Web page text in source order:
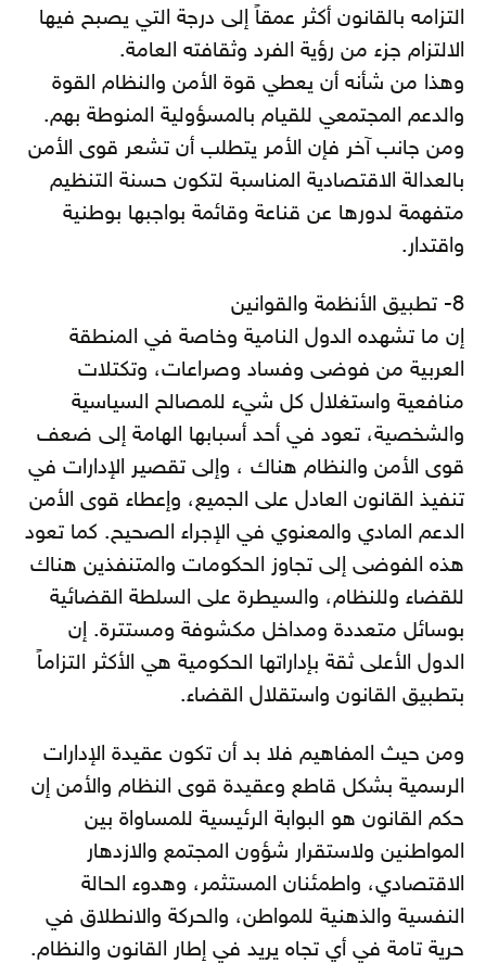
التزامه بالقانون أكثر عمقاً إلى درجة التي يصبح فيها
الالتزام جزء من رؤية الفرد وثقافته العامة.
وهذا من شأنه أن يعطي قوة الأمن والنظام القوة
والدعم المجتمعي للقيام بالمسؤولية المنوطة بهم.
ومن جانب آخر فإن الأمر يتطلب أن تشعر قوى الأمن
بالعدالة الاقتصادية المناسبة لتكون حسنة التنظيم
متفهمة لدورها عن قناعة وقائمة بواجبها بوطنية
واقتدار.
8- تطبيق الأنظمة والقوانين
إن ما تشهده الدول النامية وخاصة في المنطقة
العربية من فوضى وفساد وصراعات، وتكتلات
منافعية واستغلال كل شيء للمصالح السياسية
والشخصية، تعود في أحد أسبابها الهامة إلى ضعف
قوى الأمن والنظام هناك ، وإلى تقصير الإدارات في
تنفيذ القانون العادل على الجميع، وإعطاء قوى الأمن
الدعم المادي والمعنوي في الإجراء الصحيح. كما تعود
هذه الفوضى إلى تجاوز الحكومات والمتنفذين هناك
للقضاء وللنظام، والسيطرة على السلطة القضائية
بوسائل متعددة ومداخل مكشوفة ومستترة. إن
الدول الأعلى ثقة بإداراتها الحكومية هي الأكثر التزاماً
بتطبيق القانون واستقلال القضاء.
ومن حيث المفاهيم فلا بد أن تكون عقيدة الإدارات
الرسمية بشكل قاطع وعقيدة قوى النظام والأمن إن
حكم القانون هو البوابة الرئيسية للمساواة بين
المواطنين ولاستقرار شؤون المجتمع والازدهار
الاقتصادي، واطمئنان المستثمر، وهدوء الحالة
النفسية والذهنية للمواطن، والحركة والانطلاق في
حرية تامة في أي تجاه يريد في إطار القانون والنظام.